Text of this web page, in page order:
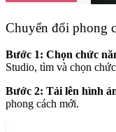
Chuyển đổi phong
Bước 1: Chọn chức
Studio, tìm và chọn
Bước 2: Tải lên hình
phong cách mới.